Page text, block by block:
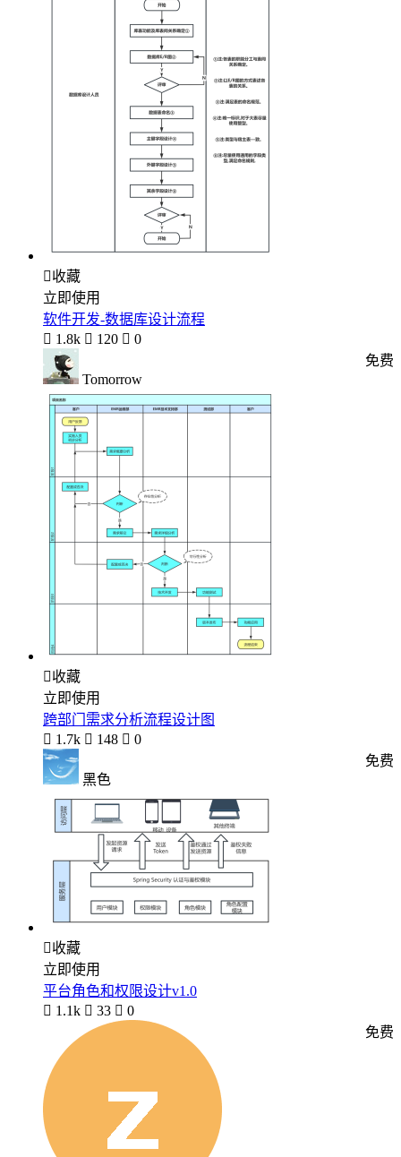
收藏
立即使用
软件开发-数据库设计流程
 1.8k  120  0
Tomorrow
免费
收藏
立即使用
跨部门需求分析流程设计图
 1.7k  148  0
黑色
免费
收藏
立即使用
平台角色和权限设计v1.0
 1.1k  33  0
免费